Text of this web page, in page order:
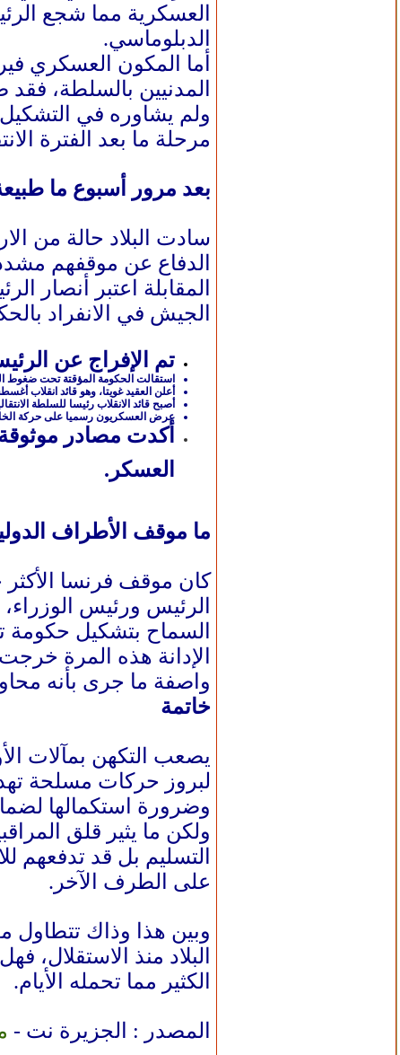
العسكرية مما شجع
الدبلوماسي.
أما المكون العسكري
المدنيين بالسلطة،
ولم يشاوره في التشكيل
مرحلة ما بعد الفترة
بعد مرور أسبوع ما
الدفاع عن موقفهم
المقابلة اعتبر أنصار
الجيش في الانفراد
تم الإفراج عن
استقالت الحكومة المؤقتة تحت ضغوط
أعلن العقيد غويتا، وهو قائد انقلاب أغسطس 2020، أنهم ملتزمون بإمضاء الفترة الانتقالية كما اتفق عليها واعدا بالتزام العسكريين بالتوصل إلى
أصبح قائد الانقلاب رئيسا للسلطة الانتقالية ورئيسا للدولة بموجب
عرض العسكريون رسميا على حركة
العسكر.
ما موقف الأطراف
كان موقف فرنسا
الرئيس ورئيس
السماح بتشكيل حكومة
الإدانة هذه المرة
واصفة ما جرى بأنه
خاتمة
يصعب التكهن بمآلات
لبروز حركات مسلحة
وضرورة استكمالها
ولكن ما يثير قلق
التسليم بل قد تدفعهم
على الطرف الآخر.
وبين هذا وذاك تتطاول
البلاد منذ
الكثير مما تحمله الأيام.
المصدر : الجزيرة نت -